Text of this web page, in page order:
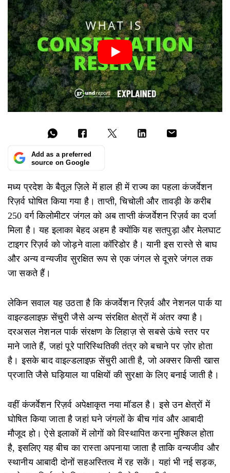
Add as a preferred
source on Google
मध्य प्रदेश के बैतूल ज़िले में हाल ही में राज्य का पहला कंजर्वेशन
रिज़र्व घोषित किया गया है। ताप्ती, चिचोली और तावड़ी के करीब
250 वर्ग किलोमीटर जंगल को अब ताप्ती कंजर्वेशन रिज़र्व का दर्जा
मिला है। यह इलाका बेहद अहम है क्योंकि यह सतपुड़ा और मेलघाट
टाइगर रिज़र्व को जोड़ने वाला कॉरिडोर है। यानी इस रास्ते से बाघ
और अन्य वन्यजीव सुरक्षित रूप से एक जंगल से दूसरे जंगल तक
जा सकते हैं।
लेकिन सवाल यह उठता है कि कंजर्वेशन रिज़र्व और नेशनल पार्क या
वाइल्डलाइफ़ सेंचुरी जैसे अन्य संरक्षित क्षेत्रों में अंतर क्या है।
दरअसल नेशनल पार्क संरक्षण के लिहाज़ से सबसे ऊंचे स्तर पर
माने जाते हैं, जहां पूरे पारिस्थितिकी तंत्र को बचाने पर ज़ोर होता
है। इसके बाद वाइल्डलाइफ़ सेंचुरी आती है, जो अक्सर किसी खास
प्रजाति जैसे घड़ियाल या पक्षियों की सुरक्षा के लिए बनाई जाती है।
वहीं कंजर्वेशन रिज़र्व अपेक्षाकृत नया मॉडल है। इसे उन क्षेत्रों में
घोषित किया जाता है जहां घने जंगलों के बीच गांव और आबादी
मौजूद हो। ऐसे इलाकों में लोगों को विस्थापित करना मुश्किल होता
है, इसलिए यह बीच का रास्ता अपनाया जाता है ताकि वन्यजीव और
स्थानीय आबादी दोनों सहअस्तित्व में रह सकें। यहां भी नई सड़क,